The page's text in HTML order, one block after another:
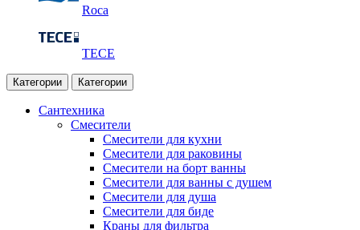
Roca
TECE
Категории Категории
Сантехника
Смесители
Смесители для кухни
Смесители для раковины
Смесители на борт ванны
Смесители для ванны с душем
Смесители для душа
Смесители для биде
Краны для фильтра